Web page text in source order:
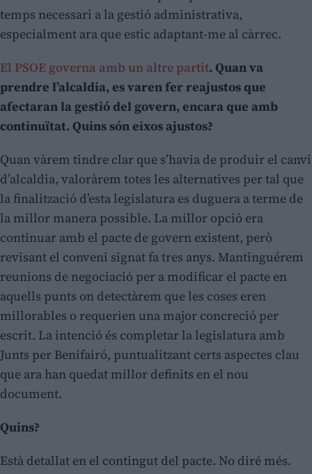
temps necessari a la gestió administrativa,
especialment ara que estic adaptant-me al càrrec.
El PSOE governa amb un altre partit. Quan va
prendre l’alcaldia, es varen fer reajustos que
afectaran la gestió del govern, encara que amb
continuïtat. Quins són eixos ajustos?
Quan vàrem tindre clar que s’havia de produir el canvi
d’alcaldia, valoràrem totes les alternatives per tal que
la finalització d’esta legislatura es duguera a terme de
la millor manera possible. La millor opció era
continuar amb el pacte de govern existent, però
revisant el conveni signat fa tres anys. Mantinguérem
reunions de negociació per a modificar el pacte en
aquells punts on detectàrem que les coses eren
millorables o requerien una major concreció per
escrit. La intenció és completar la legislatura amb
Junts per Benifairó, puntualitzant certs aspectes clau
que ara han quedat millor definits en el nou
document.
Quins?
Està detallat en el contingut del pacte. No diré més.